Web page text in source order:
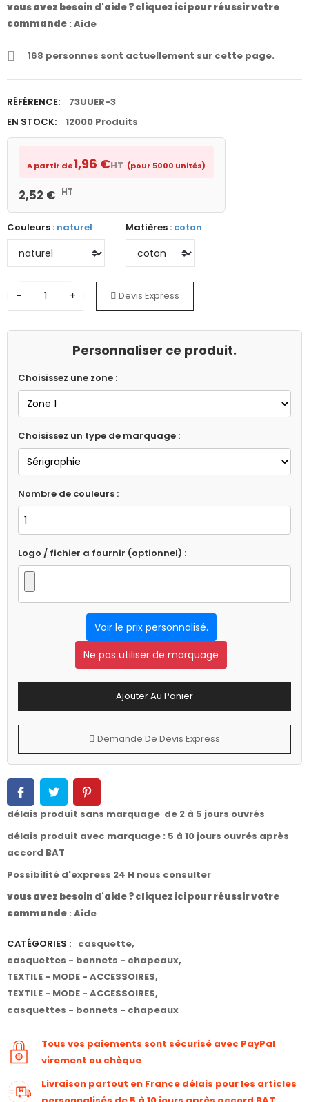
vous avez besoin d'aide ? cliquez ici pour réussir votre
commande : Aide
168 personnes sont actuellement sur cette page.
RÉFÉRENCE:
73UUER-3
EN STOCK:
12000 Produits
A partir de1,96 €HT (pour 5000 unités)
2,52 € HT
Couleurs : naturel Matières : coton
− + Devis Express
Personnaliser ce produit.
Choisissez une zone :
Choisissez un type de marquage :
Nombre de couleurs :
Logo / fichier a fournir (optionnel) :
Voir le prix personnalisé.
Ne pas utiliser de marquage
Ajouter Au Panier
Demande De Devis Express
délais produit sans marquage de 2 à 5 jours ouvrés
délais produit avec marquage : 5 à 10 jours ouvrés après
accord BAT
Possibilité d'express 24 H nous consulter
vous avez besoin d'aide ? cliquez ici pour réussir votre
commande : Aide
CATÉGORIES : casquette,
casquettes - bonnets - chapeaux,
TEXTILE - MODE - ACCESSOIRES,
TEXTILE - MODE - ACCESSOIRES,
casquettes - bonnets - chapeaux
Tous vos paiements sont sécurisé avec PayPal
virement ou chèque
Livraison partout en France délais pour les articles